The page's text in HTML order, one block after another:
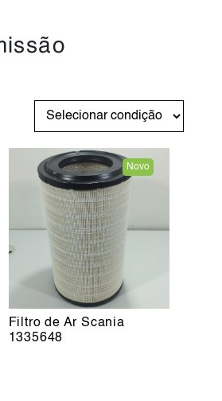
Novo
Filtro de Ar Scania
1335648